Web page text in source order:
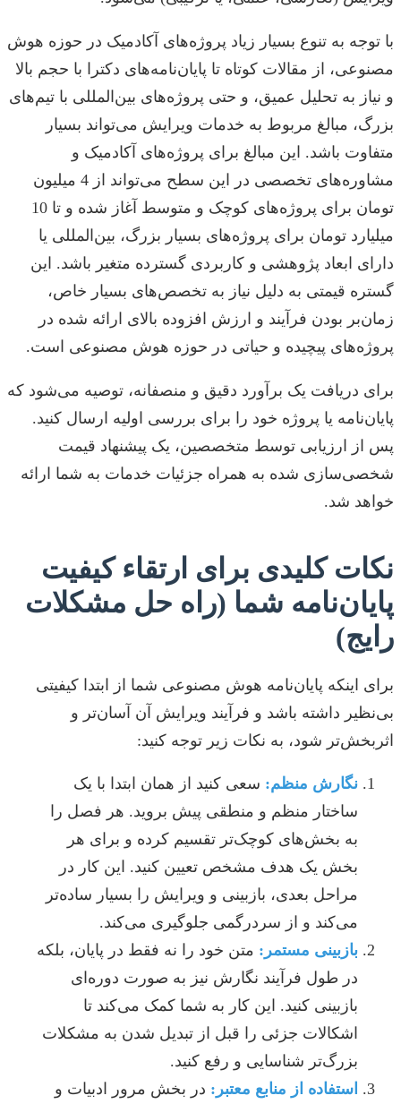
با توجه به تنوع بسیار زیاد پروژه‌های آکادمیک در حوزه هوش
مصنوعی، از مقالات کوتاه تا پایان‌نامه‌های دکترا با حجم بالا
و نیاز به تحلیل عمیق، و حتی پروژه‌های بین‌المللی با تیم‌های
بزرگ، مبالغ مربوط به خدمات ویرایش می‌تواند بسیار
متفاوت باشد. این مبالغ برای پروژه‌های آکادمیک و
مشاوره‌های تخصصی در این سطح می‌تواند از 4 میلیون
تومان برای پروژه‌های کوچک و متوسط آغاز شده و تا 10
میلیارد تومان برای پروژه‌های بسیار بزرگ، بین‌المللی یا
دارای ابعاد پژوهشی و کاربردی گسترده متغیر باشد. این
گستره قیمتی به دلیل نیاز به تخصص‌های بسیار خاص،
زمان‌بر بودن فرآیند و ارزش افزوده بالای ارائه شده در
پروژه‌های پیچیده و حیاتی در حوزه هوش مصنوعی است.
برای دریافت یک برآورد دقیق و منصفانه، توصیه می‌شود که
پایان‌نامه یا پروژه خود را برای بررسی اولیه ارسال کنید.
پس از ارزیابی توسط متخصصین، یک پیشنهاد قیمت
شخصی‌سازی شده به همراه جزئیات خدمات به شما ارائه
خواهد شد.
نکات کلیدی برای ارتقاء کیفیت
پایان‌نامه شما (راه حل مشکلات
رایج)
برای اینکه پایان‌نامه هوش مصنوعی شما از ابتدا کیفیتی
بی‌نظیر داشته باشد و فرآیند ویرایش آن آسان‌تر و
اثربخش‌تر شود، به نکات زیر توجه کنید:
نگارش منظم: سعی کنید از همان ابتدا با یک
ساختار منظم و منطقی پیش بروید. هر فصل را
به بخش‌های کوچک‌تر تقسیم کرده و برای هر
بخش یک هدف مشخص تعیین کنید. این کار در
مراحل بعدی، بازبینی و ویرایش را بسیار ساده‌تر
می‌کند و از سردرگمی جلوگیری می‌کند.
بازبینی مستمر: متن خود را نه فقط در پایان، بلکه
در طول فرآیند نگارش نیز به صورت دوره‌ای
بازبینی کنید. این کار به شما کمک می‌کند تا
اشکالات جزئی را قبل از تبدیل شدن به مشکلات
بزرگ‌تر شناسایی و رفع کنید.
استفاده از منابع معتبر: در بخش مرور ادبیات و